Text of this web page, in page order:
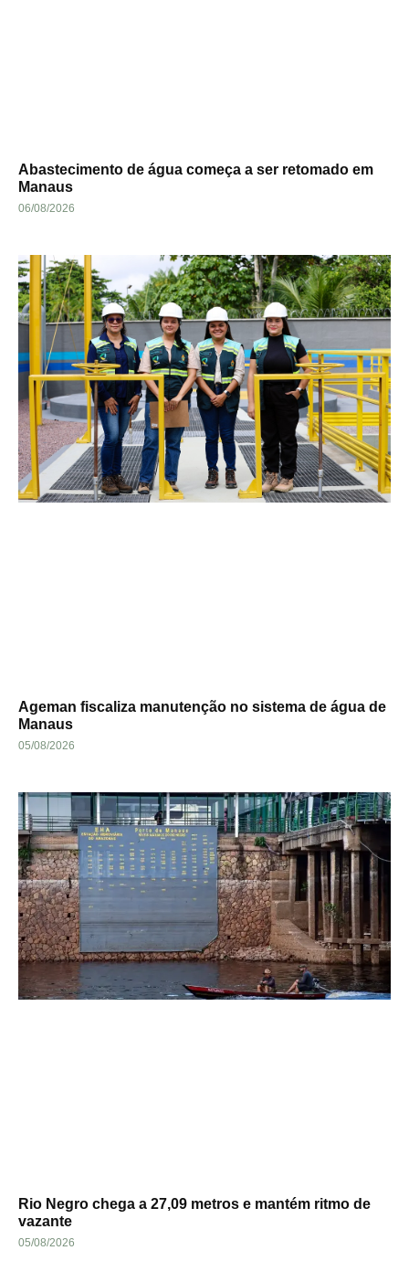
Abastecimento de água começa a ser retomado em
Manaus
06/08/2026
Ageman fiscaliza manutenção no sistema de água de
Manaus
05/08/2026
Rio Negro chega a 27,09 metros e mantém ritmo de
vazante
05/08/2026